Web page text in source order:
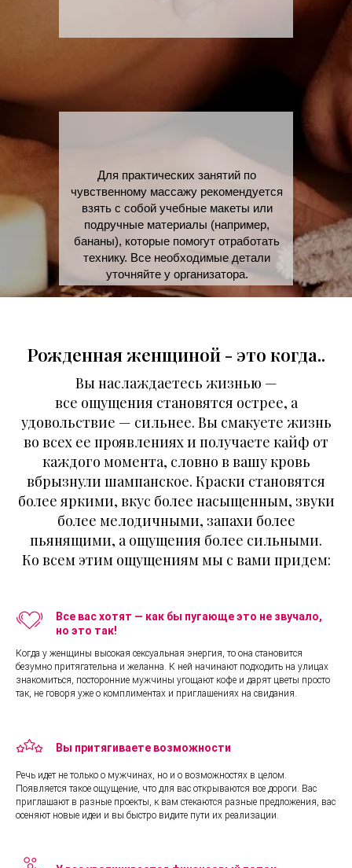
Для практических занятий по
чувственному массажу рекомендуется
взять с собой учебные макеты или
подручные материалы (например,
бананы), которые помогут отработать
технику. Все необходимые детали
уточняйте у организатора.
Рожденная женщиной - это когда..
Вы наслаждаетесь жизнью —
все ощущения cтановятся острее, а
удовольствие — сильнее. Вы смакуете жизнь
во всех ее проявлениях и получаете кайф от
каждого момента, словно в вашу кровь
вбрызнули шампанское. Краски становятся
более яркими, вкус более насыщенным, звуки
более мелодичными, запахи более
пьянящими, а ощущения более сильными.
Ко всем этим ощущениям мы с вами придем:
Все вас хотят — как бы пугающе это не звучало,
но это так!
Когда у женщины высокая сексуальная энергия, то она становится
безумно притягательна и желанна. К ней начинают подходить на улицах
знакомиться, посторонние мужчины угощают кофе и дарят цветы просто
так, не говоря уже о комплиментах и приглашениях на свидания.
Вы притягиваете возможности
Речь идет не только о мужчинах, но и о возможностях в целом.
Появляется такое ощущение, что для вас открываются все дороги. Вас
приглашают в разные проекты, к вам стекаются разные предложения, вас
осеняют новые идеи и вы быстро видите пути их реализации.